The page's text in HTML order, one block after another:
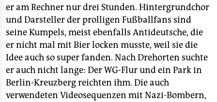
er am Rechner nur drei Stunden. Hintergrundchor
und Darsteller der prolligen Fußballfans sind
seine Kumpels, meist ebenfalls Antideutsche, die
er nicht mal mit Bier locken musste, weil sie die
Idee auch so super fanden. Nach Drehorten suchte
er auch nicht lange: Der WG-Flur und ein Park in
Berlin-Kreuzberg reichten ihm. Die auch
verwendeten Videosequenzen mit Nazi-Bombern,